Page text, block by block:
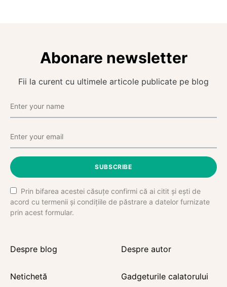
Abonare newsletter
Fii la curent cu ultimele articole publicate pe blog
SUBSCRIBE
Prin bifarea acestei căsuțe confirmi că ai citit și ești de
acord cu termenii și condițiile de păstrare a datelor furnizate
prin acest formular.
Despre blog Despre autor
Netichetă Gadgeturile calatorului